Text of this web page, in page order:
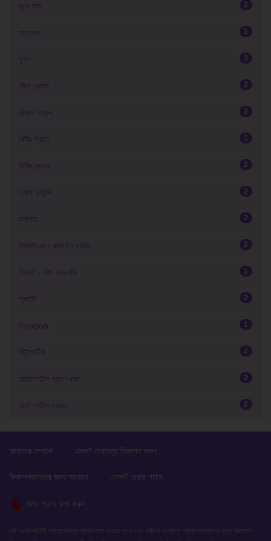
মুখে বসা 2
ম্যাসেজ 1
যুগল 3
যৌন খেলনা 2
রিভার্স অরাল 2
রিমিং গ্রহণ 1
রিমিং দেওয়া 2
ল্যাপ ড্যান্সিং 2
সমর্পিত 2
সিআইএম - কাম ইন মাউথ 2
সিওবি - কাম অন বডি 1
স্কার্টিং 2
স্ট্রapon 1
স্ট্রিপটিজ 2
হার্ডস্পোর্টস গ্রহণ করা 2
হার্ডস্পোর্টস দেওয়া 2
আমাদের সম্পর্কে এসকর্ট সেবাসমূহ বিজ্ঞাপন করুন
বিজ্ঞাপনদাতাদের জন্য সহায়তা এসকর্ট দেখার গাইড
মানব পাচার বন্ধ করুন
এই ওয়েবসাইটটি প্রাপ্তবয়স্ক ব্যক্তিদের তাদের সময় এবং সঙ্গীকে অন্যান্য প্রাপ্তবয়স্কদের জন্য বিজ্ঞাপন